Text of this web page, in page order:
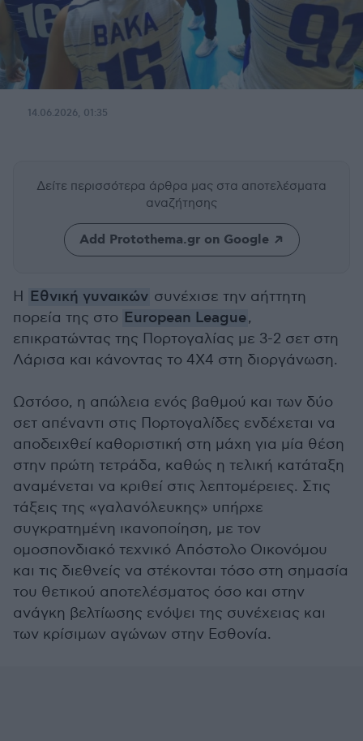
14.06.2026, 01:35
Δείτε περισσότερα άρθρα μας στα αποτελέσματα
αναζήτησης
Add Protothema.gr on Google
Η Εθνική γυναικών συνέχισε την αήττητη
πορεία της στο European League,
επικρατώντας της Πορτογαλίας με 3-2 σετ στη
Λάρισα και κάνοντας το 4Χ4 στη διοργάνωση.
Ωστόσο, η απώλεια ενός βαθμού και των δύο
σετ απέναντι στις Πορτογαλίδες ενδέχεται να
αποδειχθεί καθοριστική στη μάχη για μία θέση
στην πρώτη τετράδα, καθώς η τελική κατάταξη
αναμένεται να κριθεί στις λεπτομέρειες. Στις
τάξεις της «γαλανόλευκης» υπήρχε
συγκρατημένη ικανοποίηση, με τον
ομοσπονδιακό τεχνικό Απόστολο Οικονόμου
και τις διεθνείς να στέκονται τόσο στη σημασία
του θετικού αποτελέσματος όσο και στην
ανάγκη βελτίωσης ενόψει της συνέχειας και
των κρίσιμων αγώνων στην Εσθονία.